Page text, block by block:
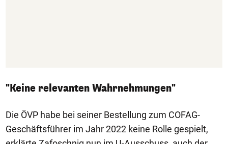
"Keine relevanten Wahrnehmungen"
Die ÖVP habe bei seiner Bestellung zum COFAG-
Geschäftsführer im Jahr 2022 keine Rolle gespielt,